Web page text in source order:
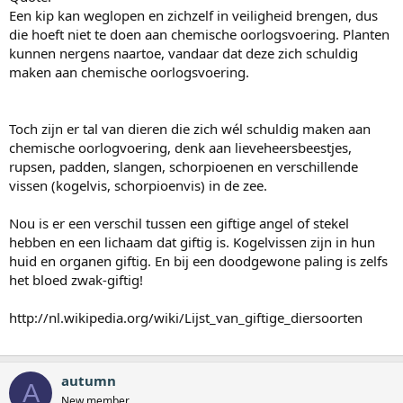
Een kip kan weglopen en zichzelf in veiligheid brengen, dus
die hoeft niet te doen aan chemische oorlogsvoering. Planten
kunnen nergens naartoe, vandaar dat deze zich schuldig
maken aan chemische oorlogsvoering.
Toch zijn er tal van dieren die zich wél schuldig maken aan
chemische oorlogvoering, denk aan lieveheersbeestjes,
rupsen, padden, slangen, schorpioenen en verschillende
vissen (kogelvis, schorpioenvis) in de zee.
Nou is er een verschil tussen een giftige angel of stekel
hebben en een lichaam dat giftig is. Kogelvissen zijn in hun
huid en organen giftig. En bij een doodgewone paling is zelfs
het bloed zwak-giftig!
http://nl.wikipedia.org/wiki/Lijst_van_giftige_diersoorten
A autumn